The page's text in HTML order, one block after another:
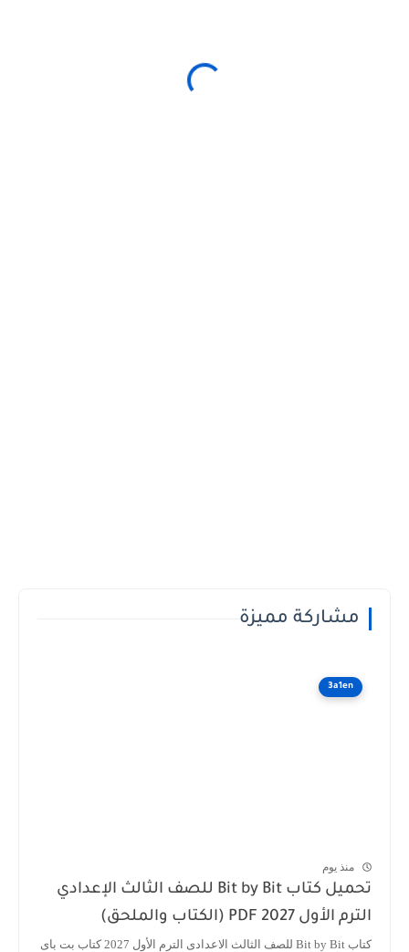
مشاركة مميزة
3a1en
منذ يوم
تحميل كتاب Bit by Bit للصف الثالث الإعدادي
الترم الأول 2027 PDF (الكتاب والملحق)
كتاب Bit by Bit للصف الثالث الاعدادى الترم الأول 2027 كتاب بت باى